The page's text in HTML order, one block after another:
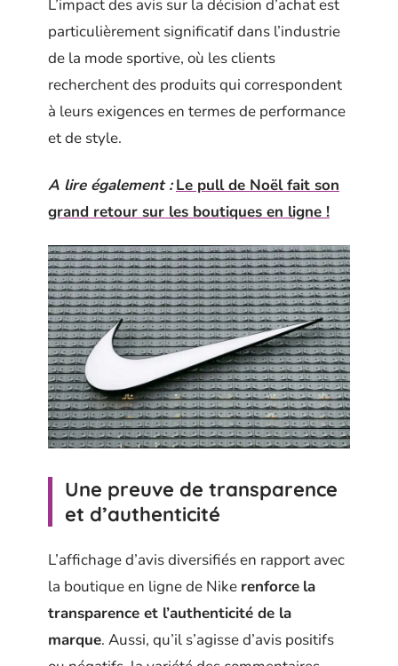
L’impact des avis sur la décision d’achat est
particulièrement significatif dans l’industrie
de la mode sportive, où les clients
recherchent des produits qui correspondent
à leurs exigences en termes de performance
et de style.
A lire également : Le pull de Noël fait son
grand retour sur les boutiques en ligne !
Une preuve de transparence
et d’authenticité
L’affichage d’avis diversifiés en rapport avec
la boutique en ligne de Nike renforce la
transparence et l’authenticité de la
marque. Aussi, qu’il s’agisse d’avis positifs